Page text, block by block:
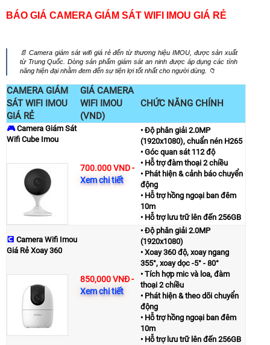
BÁO GIÁ CAMERA GIÁM SÁT WIFI IMOU GIÁ RẺ
📄 Camera giám sát wifi giá rẻ đến từ thương hiệu IMOU, được sản xuất
từ Trung Quốc. Dòng sản phẩm giám sát an ninh được áp dụng các tính
năng hiện đại nhằm đem đến sự tiện lợi tốt nhất cho người dùng. 📁
CAMERA GIÁM
SÁT WIFI IMOU
GIÁ RẺ
GIÁ CAMERA
WIFI IMOU
(VND)
CHỨC NĂNG CHÍNH
🎮Camera Giám Sát
Wifi Cube Imou
700.000 VND-
Xem chi tiết
• Độ phân giải 2.0MP
(1920x1080), chuẩn nén H265
• Góc quan sát 112 độ
• Hỗ trợ đàm thoại 2 chiều
• Phát hiện & cảnh báo chuyển
động
• Hỗ trợ hồng ngoại ban đêm
10m
• Hỗ trợ lưu trữ lên đến 256GB
💽 Camera Wifi Imou
Giá Rẻ Xoay 360
850,000 VNĐ-
Xem chi tiết
• Độ phân giải 2.0MP
(1920x1080)
• Xoay 360 độ, xoay ngang
355°, xoay dọc -5° - 80°
• Tích hợp mic và loa, đàm
thoại 2 chiều
• Phát hiện & theo dõi chuyển
động
• Hỗ trợ hồng ngoại ban đêm
10m
• Hỗ trợ lưu trữ lên đến 256GB